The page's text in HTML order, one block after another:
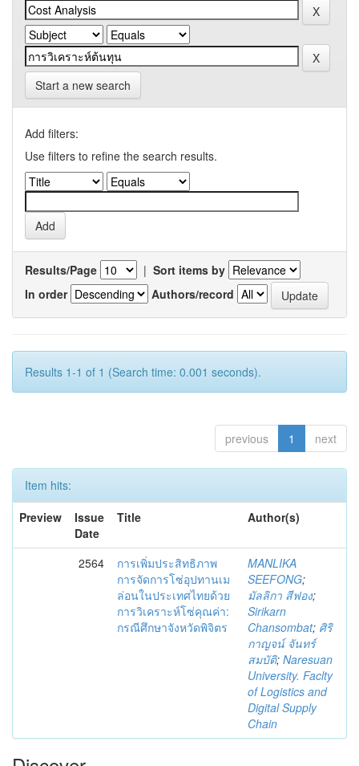
Start a new search
Add filters:
Use filters to refine the search results.
Results/Page | Sort items by
In order
Authors/record
Results 1-1 of 1 (Search time: 0.001 seconds).
previous 1 next
Item hits:
Preview
Issue
Date
Title Author(s)
2564
การเพิ่มประสิทธิภาพ
การจัดการโซ่อุปทานเม
ล่อนในประเทศไทยด้วย
การวิเคราะห์โซ่คุณค่า:
กรณีศึกษาจังหวัดพิจิตร
MANLIKA
SEEFONG;
มัลลิกา สีฟอง;
Sirikarn
Chansombat; ศิริ
กาญจน์ จันทร์
สมบัติ; Naresuan
University. Faclty
of Logistics and
Digital Supply
Chain